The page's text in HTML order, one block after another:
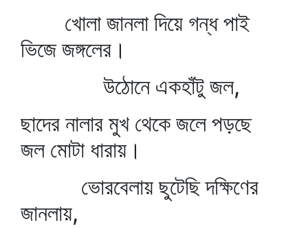
খোলা জানলা দিয়ে গন্ধ পাই
ভিজে জঙ্গলের।
উঠোনে একহাঁটু জল,
ছাদের নালার মুখ থেকে জলে পড়ছে
জল মোটা ধারায়।
ভোরবেলায় ছুটেছি দক্ষিণের
জানলায়,